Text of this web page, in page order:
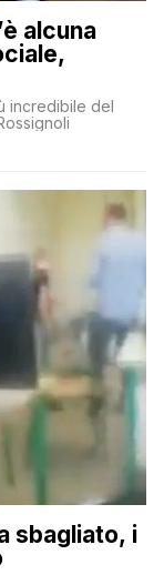
alcuna
incredibile del
sbagliato, i